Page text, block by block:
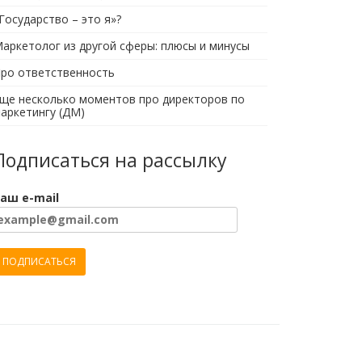
– это я»?
из другой сферы: плюсы и минусы
ответственность
несколько моментов про директоров по
(ДМ)
на рассылку
e-mail